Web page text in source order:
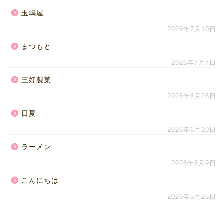
玉嶋屋
2026年7月10日
まつもと
2026年7月7日
三好製菓
2026年6月26日
日夏
2026年6月10日
ラーメン
2026年6月9日
こんにちは
2026年5月25日